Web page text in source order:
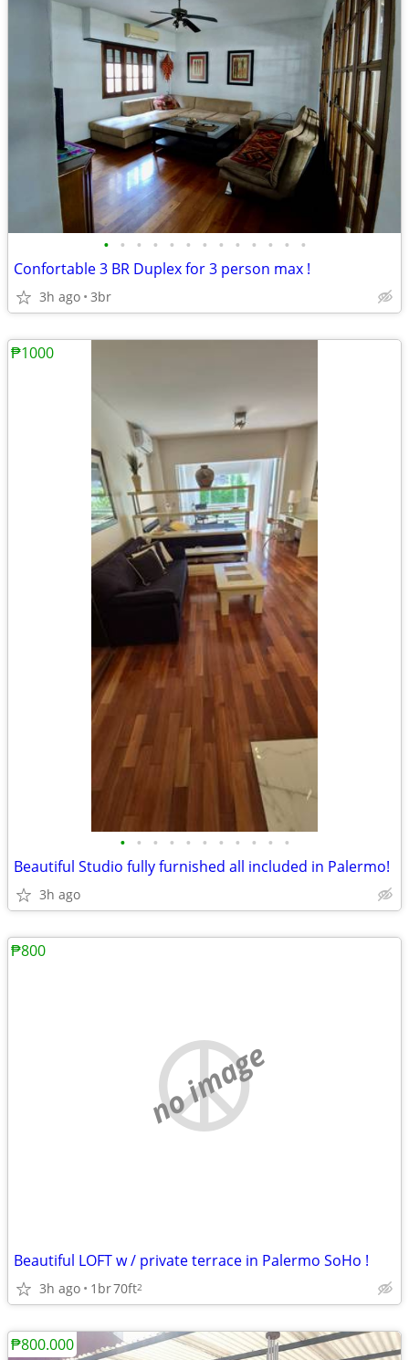
• • • • • • • • • • • • •
Confortable 3 BR Duplex for 3 person max !
3h ago 3br
• • • • • • • • • • •
Beautiful Studio fully furnished all included in Palermo!
3h ago
₱1000
no image
Beautiful LOFT w / private terrace in Palermo SoHo !
3h ago 1br70ft2
₱800
₱800.000